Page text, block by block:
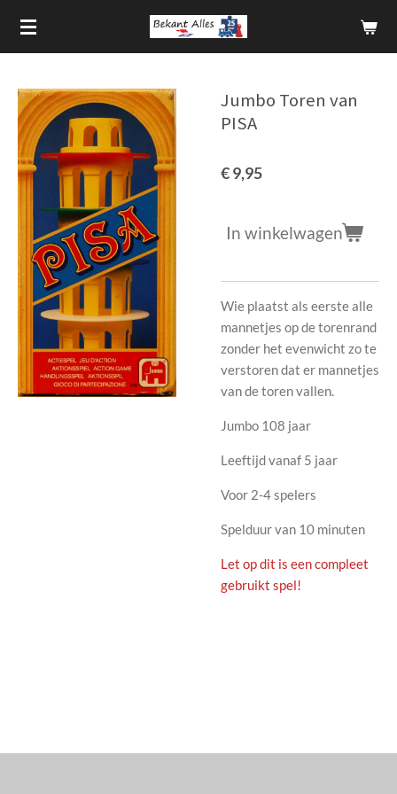
Ga
direct
hoofdinhoud
Jumbo Toren van
PISA
€ 9,95
In winkelwagen
Wie plaatst als eerste alle
mannetjes op de torenrand
zonder het evenwicht zo te
verstoren dat er mannetjes
van de toren vallen.
Jumbo 108 jaar
Leeftijd vanaf 5 jaar
Voor 2-4 spelers
Spelduur van 10 minuten
Let op dit is een compleet
gebruikt spel!